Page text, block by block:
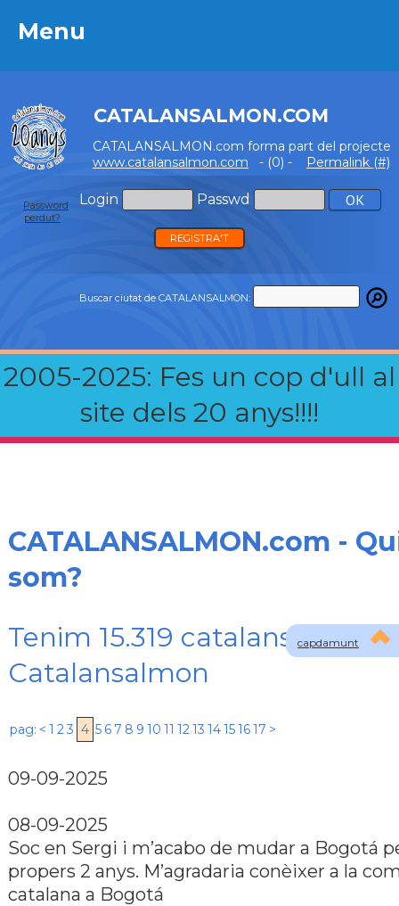
Menu
CATALANSALMON.COM
CATALANSALMON.com forma part del projecte
www.catalansalmon.com - (0) - Permalink (#)
Login Passwd
Password
perdut?
REGISTRA'T
Buscar ciutat de CATALANSALMON:
2005-2025: Fes un cop d'ull al
site dels 20 anys!!!!
Menu
capdamunt
CATALANSALMON.com -
som?
Tenim 15.319 catalans
Catalansalmon
pag: < 1 23 4 5 6 7 8 9 10 11 1213 14151617 >
09-09-2025
08-09-2025
Soc en Sergi i m’acabo de mudar a Bogotá
propers 2 anys. M’agradaria conèixer a la
catalana a Bogotá